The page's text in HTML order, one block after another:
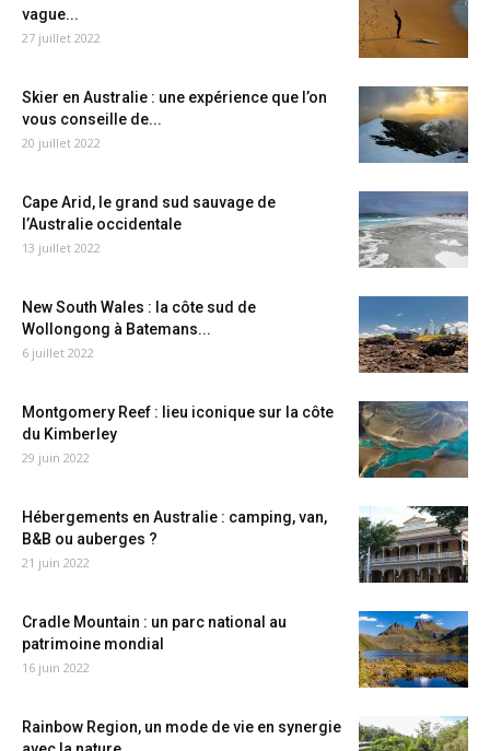
vague...
27 juillet 2022
Skier en Australie : une expérience que l’on
vous conseille de...
20 juillet 2022
Cape Arid, le grand sud sauvage de
l’Australie occidentale
13 juillet 2022
New South Wales : la côte sud de
Wollongong à Batemans...
6 juillet 2022
Montgomery Reef : lieu iconique sur la côte
du Kimberley
29 juin 2022
Hébergements en Australie : camping, van,
B&B ou auberges ?
21 juin 2022
Cradle Mountain : un parc national au
patrimoine mondial
16 juin 2022
Rainbow Region, un mode de vie en synergie